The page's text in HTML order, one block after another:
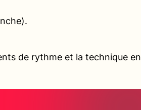
de rythme et la technique en